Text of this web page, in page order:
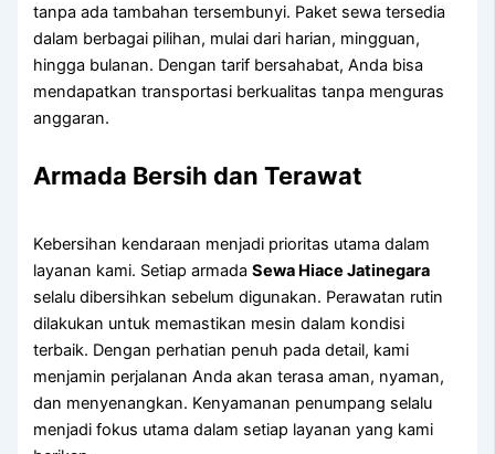
tanpa ada tambahan tersembunyi. Paket sewa tersedia
dalam berbagai pilihan, mulai dari harian, mingguan,
hingga bulanan. Dengan tarif bersahabat, Anda bisa
mendapatkan transportasi berkualitas tanpa menguras
anggaran.
Armada Bersih dan Terawat
Kebersihan kendaraan menjadi prioritas utama dalam
layanan kami. Setiap armadaSewa Hiace Jatinegara
selalu dibersihkan sebelum digunakan. Perawatan rutin
dilakukan untuk memastikan mesin dalam kondisi
terbaik. Dengan perhatian penuh pada detail, kami
menjamin perjalanan Anda akan terasa aman, nyaman,
dan menyenangkan. Kenyamanan penumpang selalu
menjadi fokus utama dalam setiap layanan yang kami